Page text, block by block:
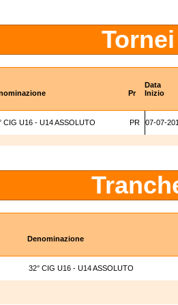
Data
Pr Inizio
CIG U16 - U14 ASSOLUTO PR 07-07-
Denominazione
32° CIG U16 - U14 ASSOLUTO